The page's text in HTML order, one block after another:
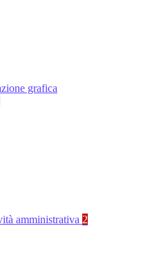
grafica
amministrativa 2